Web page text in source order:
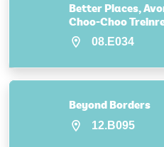
Better Places,
Choo-Choo
08.E034
Beyond Borders
12.B095